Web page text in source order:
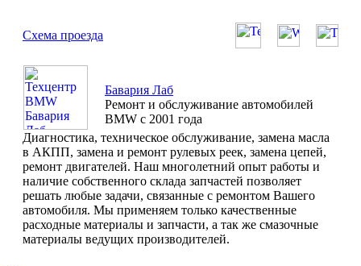
Схема проезда
Бавария Лаб
Ремонт и обслуживание автомобилей
BMW с 2001 года
Диагностика, техническое обслуживание, замена масла
в АКПП, замена и ремонт рулевых реек, замена цепей,
ремонт двигателей. Наш многолетний опыт работы и
наличие собственного склада запчастей позволяет
решать любые задачи, связанные с ремонтом Вашего
автомобиля. Мы применяем только качественные
расходные материалы и запчасти, а так же смазочные
материалы ведущих производителей.